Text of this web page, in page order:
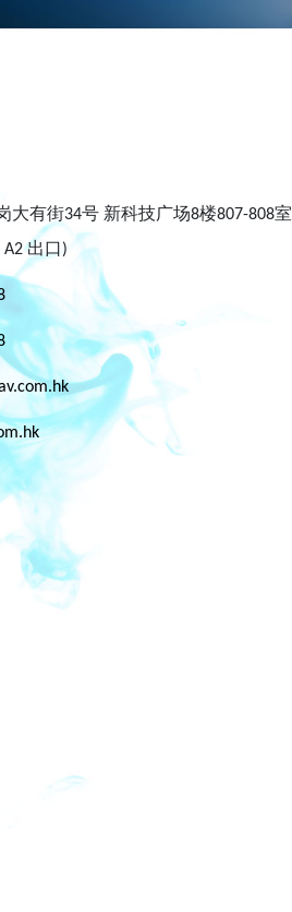
大有街34号 新科技广场8楼807-808室
出口)